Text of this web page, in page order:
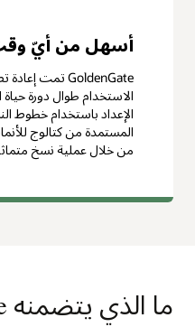
أسهل من أيّ
الاستخدام طوال دورة
الإعداد باستخدام خطوط
المستمدة من كتالوج
من خلال عملية نسخ
ما الذي يتضمنه GoldenGate Free؟